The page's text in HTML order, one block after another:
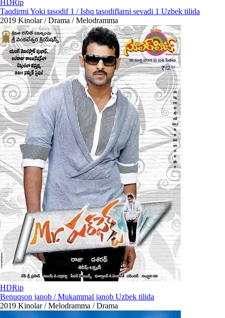
HDRip
Taqdirmi Yoki tasodif 1 / Ishq tasodiflarni sevadi 1 Uzbek tilida
2019 Kinolar / Drama / Melodramma
HDRip
Benuqson janob / Mukammal janob Uzbek tilida
2019 Kinolar / Melodramma / Drama